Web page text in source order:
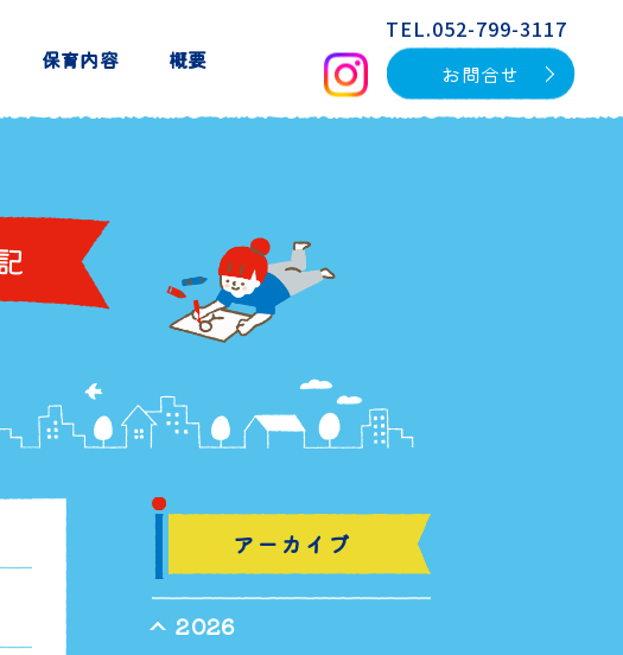
保育内容 概要
TEL.052-799-3117
お問合せ
アーカイブ
2026